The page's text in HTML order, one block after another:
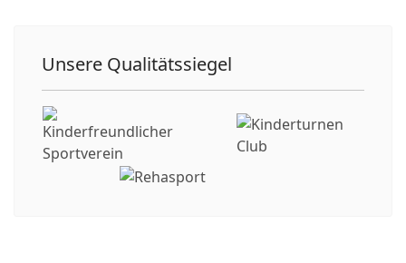
Unsere Qualitätssiegel